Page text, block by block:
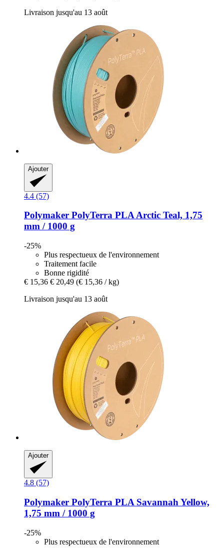
Livraison jusqu'au 13 août
Ajouter
4.4 (57)
Polymaker PolyTerra PLA Arctic Teal, 1,75
mm / 1000 g
-25%
Plus respectueux de l'environnement
Traitement facile
Bonne rigidité
€ 15,36 € 20,49 (€ 15,36 / kg)
Livraison jusqu'au 13 août
Ajouter
4.8 (57)
Polymaker PolyTerra PLA Savannah Yellow,
1,75 mm / 1000 g
-25%
Plus respectueux de l'environnement